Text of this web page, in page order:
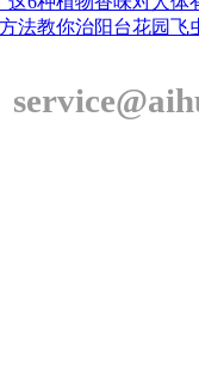
法教你治阳台花园飞